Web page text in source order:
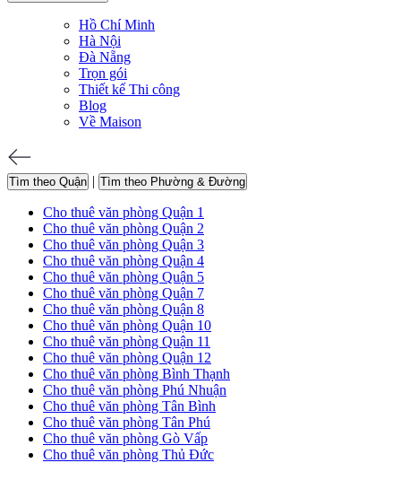
Hồ Chí Minh
Hà Nội
Đà Nẵng
Trọn gói
Thiết kế Thi công
Blog
Về Maison
Tìm theo Quận | Tìm theo Phường & Đường
Cho thuê văn phòng Quận 1
Cho thuê văn phòng Quận 2
Cho thuê văn phòng Quận 3
Cho thuê văn phòng Quận 4
Cho thuê văn phòng Quận 5
Cho thuê văn phòng Quận 7
Cho thuê văn phòng Quận 8
Cho thuê văn phòng Quận 10
Cho thuê văn phòng Quận 11
Cho thuê văn phòng Quận 12
Cho thuê văn phòng Bình Thạnh
Cho thuê văn phòng Phú Nhuận
Cho thuê văn phòng Tân Bình
Cho thuê văn phòng Tân Phú
Cho thuê văn phòng Gò Vấp
Cho thuê văn phòng Thủ Đức